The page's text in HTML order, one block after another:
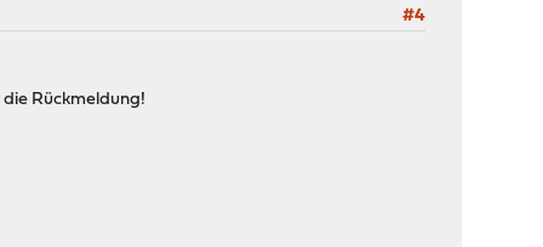
#4
Rückmeldung!